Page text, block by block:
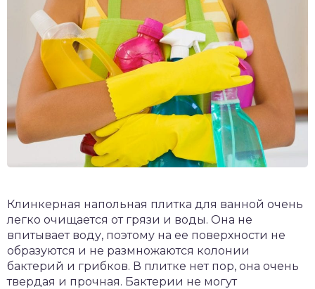
Клинкерная напольная плитка для ванной очень
легко очищается от грязи и воды. Она не
впитывает воду, поэтому на ее поверхности не
образуются и не размножаются колонии
бактерий и грибков. В плитке нет пор, она очень
твердая и прочная. Бактерии не могут